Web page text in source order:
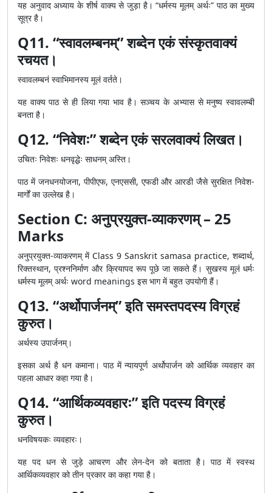
यह अनुवाद अध्याय के शीर्ष वाक्य से जुड़ा है। “धर्मस्य मूलम् अर्थः” पाठ का मुख्य
सूत्र है।
Q11. “स्वावलम्बनम्” शब्देन एकं संस्कृतवाक्यं
रचयत।
स्वावलम्बनं स्वाभिमानस्य मूलं वर्तते।
यह वाक्य पाठ से ही लिया गया भाव है। सञ्चय के अभ्यास से मनुष्य स्वावलम्बी
बनता है।
Q12. “निवेशः” शब्देन एकं सरलवाक्यं लिखत।
उचितः निवेशः धनवृद्धेः साधनम् अस्ति।
पाठ में जनधनयोजना, पीपीएफ, एनएससी, एफडी और आरडी जैसे सुरक्षित निवेश-
मार्गों का उल्लेख है।
Section C: अनुप्रयुक्त-व्याकरणम् – 25
Marks
अनुप्रयुक्त-व्याकरणम् में Class 9 Sanskrit samasa practice, शब्दार्थ,
रिक्तस्थान, प्रश्ननिर्माण और क्रियापद रूप पूछे जा सकते हैं। सुखस्य मूलं धर्मः
धर्मस्य मूलम् अर्थः word meanings इस भाग में बहुत उपयोगी हैं।
Q13. “अर्थोपार्जनम्” इति समस्तपदस्य विग्रहं
कुरुत।
अर्थस्य उपार्जनम्।
इसका अर्थ है धन कमाना। पाठ में न्यायपूर्ण अर्थोपार्जन को आर्थिक व्यवहार का
पहला आधार कहा गया है।
Q14. “आर्थिकव्यवहारः” इति पदस्य विग्रहं
कुरुत।
धनविषयकः व्यवहारः।
यह पद धन से जुड़े आचरण और लेन-देन को बताता है। पाठ में स्वस्थ
आर्थिकव्यवहार को तीन प्रकार का कहा गया है।